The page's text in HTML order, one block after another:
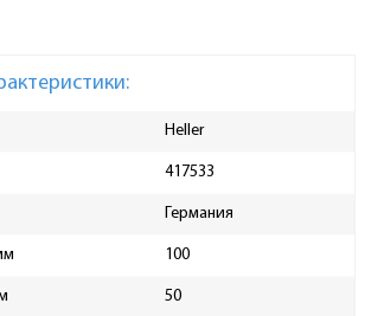
Heller
417533
Германия
100
50